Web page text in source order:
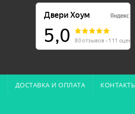
ДОСТАВКА И ОПЛАТА